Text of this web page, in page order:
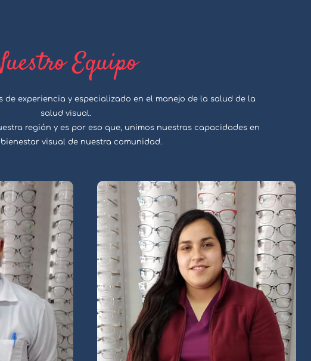
Equipo
de experiencia y especializado en el manejo de la salud de la
salud visual.
región y es por eso que, unimos nuestras capacidades en
visual de nuestra comunidad.